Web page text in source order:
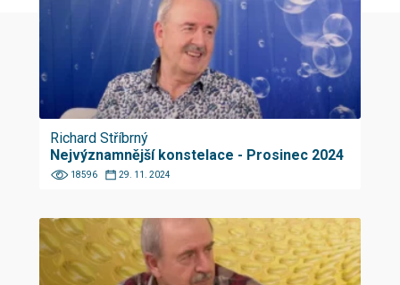
Richard Stříbrný
Nejvýznamnější konstelace - Prosinec 2024
18596 29. 11. 2024